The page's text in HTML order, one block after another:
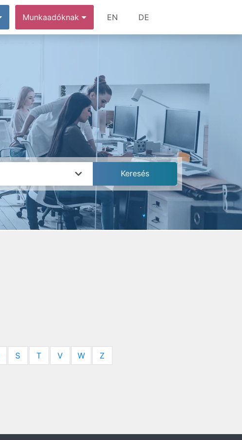
Munkaadóknak EN DE
S T V W Z